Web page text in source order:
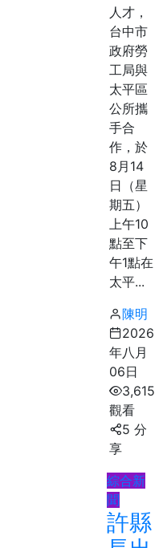
人才，
台中市
政府勞
工局與
太平區
公所攜
手合
作，於
8月14
日（星
期五）
上午10
點至下
午1點在
太平...
陳明
2026
年八月
06日
3,615
觀看
5 分
享
綜合新
聞
許縣